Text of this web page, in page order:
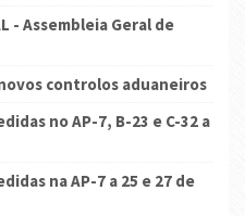
- Assembleia Geral de
controlos aduaneiros
no AP-7, B-23 e C-32 a
na AP-7 a 25 e 27 de